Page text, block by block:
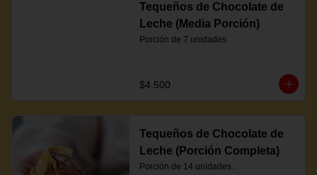
Tequeños de Chocolate de
Leche (Media Porción)
Porción de 7 unidades.
$4.500
Tequeños de Chocolate de
Leche (Porción Completa)
Porción de 14 unidades.